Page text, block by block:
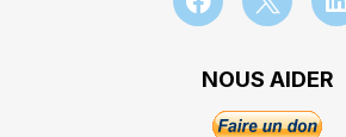
NOUS AIDER